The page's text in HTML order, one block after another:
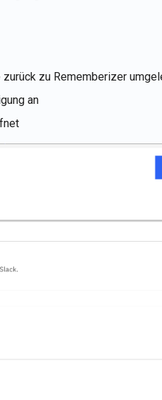
zu Rememberizer
an